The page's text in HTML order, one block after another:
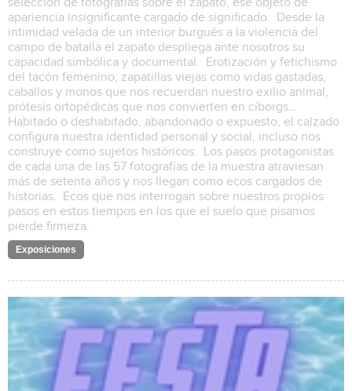
apariencia insignificante cargado de significado. Desde la
intimidad velada de un interior burgués a la violencia del
campo de batalla el zapato despliega ante nosotros su
capacidad simbólica y documental. Erotización y fetichismo
del tacón femenino, zapatillas viejas como vidas gastadas,
caballos y monos que nos recuerdan nuestro exilio animal,
prótesis ortopédicas que nos convierten en cíborgs…
Habitado o deshabitado, abandonado o expuesto, el calzado
configura nuestra identidad personal y social, incluso nos
construye como sujetos históricos. Los pasos protagonistas
de cada una de las 57 fotografías de la muestra atraviesan
más de setenta años y nos llegan como ecos cargados de
historias. Ecos que nos interrogan sobre nuestros propios
pasos en estos tiempos en los que el suelo que pisamos
pierde firmeza.
Exposiciones